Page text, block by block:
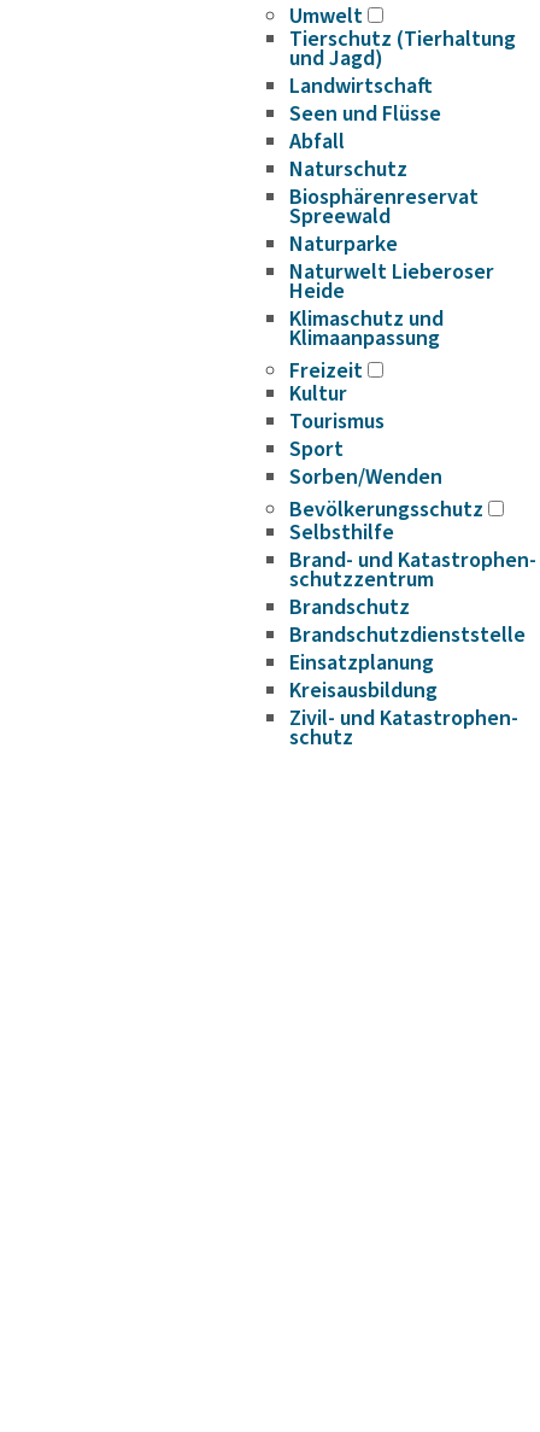
Umwelt
Tierschutz (Tierhaltung
und Jagd)
Landwirtschaft
Seen und Flüsse
Abfall
Naturschutz
Biosphärenreservat
Spreewald
Naturparke
Naturwelt Lieberoser
Heide
Klimaschutz und
Klimaanpassung
Freizeit
Kultur
Tourismus
Sport
Sorben/Wenden
Bevöl­ke­rungs­schutz
Selbst­hilfe
Brand- und Kata­s­tro­­phen­­
schutz­­zen­trum
Brand­schutz
Brand­schutz­dienst­stelle
Einsatz­pla­nung
Kreis­aus­­bil­­dung
Zivil- und Kata­s­tro­­phen­­
schutz